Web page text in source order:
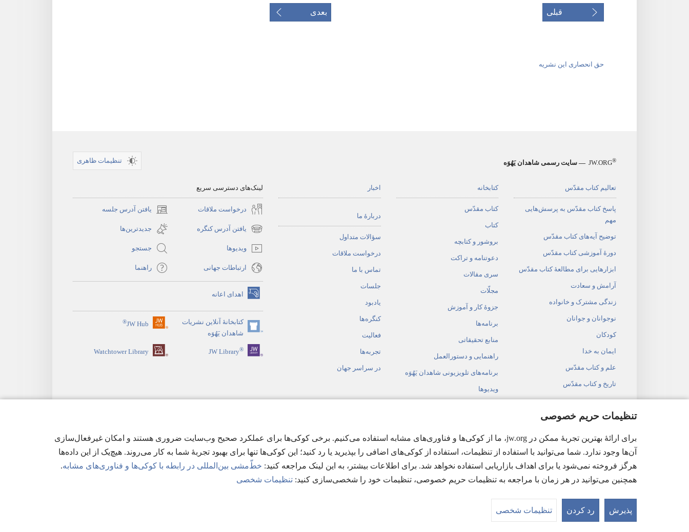
تنظیمات حریم خصوصی
برای ارائهٔ بهترین تجربهٔ ممکن در jw.org، ما از کوکی‌ها و فناوری‌های مشابه استفاده می‌کنیم. برخی کوکی‌ها برای عملکرد صحیح وب‌سایت ضروری هستند و امکان غیرفعال‌سازی
آن‌ها وجود ندارد. شما می‌توانید با استفاده از تنظیمات، استفاده از کوکی‌های اضافی را بپذیرید یا رد کنید؛ این کوکی‌ها تنها برای بهبود تجربهٔ شما به کار می‌روند. هیچ‌یک از این داده‌ها
هرگز فروخته نمی‌شود یا برای اهداف بازاریابی استفاده نخواهد شد. برای اطلاعات بیشتر، به این لینک مراجعه کنید:‏ خطّ‌مشی بین‌المللی در رابطه با کوکی‌ها و فناوری‌های مشابه.
همچنین می‌توانید در هر زمان با مراجعه به تنظیمات حریم خصوصی، تنظیمات خود را شخصی‌سازی کنید:‏ تنظیمات شخصی
پذیرش رد کردن تنظیمات شخصی
قبلی بعدی
حق انحصاری این نشریه
JW.ORG® — سایت رسمی شاهدان یَهُوَه تنظیمات ظاهری
تعالیم کتاب مقدّس
پاسخ کتاب مقدّس به پرسش‌هایی
مهم
توضیح آیه‌های کتاب مقدّس
دورهٔ آموزشی کتاب مقدّس
ابزارهایی برای مطالعهٔ کتاب مقدّس
آرامش و سعادت
زندگی مشترک و خانواده
نوجوانان و جوانان
کودکان
ایمان به خدا
علم و کتاب مقدّس
تاریخ و کتاب مقدّس
کتابخانه
کتاب مقدّس
کتاب
بروشور و کتابچه
دعوتنامه و تراکت
سری مقالات
مجلّات
جزوهٔ کار و آموزش
برنامه‌ها
منابع تحقیقاتی
راهنمایی و دستورالعمل
برنامه‌های تلویزیونی شاهدان یَهُوَه
ویدیوها
خواندن کتاب مقدّس به سبک نمایشی
اخبار
دربارهٔ ما
سؤالات متداول
درخواست ملاقات
تماس با ما
جلسات
یادبود
کنگره‌ها
فعالیت
تجربه‌ها
در سراسر جهان
لینک‌های دسترسی سریع
درخواست ملاقات یافتن آدرس جلسه
(پنجره‌ای
جدید
می‌شود)
یافتن آدرس کنگره
(پنجره‌ای
جدید
می‌شود)
جدیدترین‌ها
ویدیوها جستجو
ارتباطات جهانی راهنما
اهدای اعانه
(پنجره‌ای
جدید
باز
می‌شود)
کتابخانهٔ آنلاین نشریات
شاهدان یَهُوَه(پنجره‌ای
جدید
باز
JW Hub
®
(پنجره‌ای
باز
®
JW Library
Watchtower Library
Copyright© 2026 Watch Tower Bible and Tract Society of Pennsylvania. شرایط استفاده